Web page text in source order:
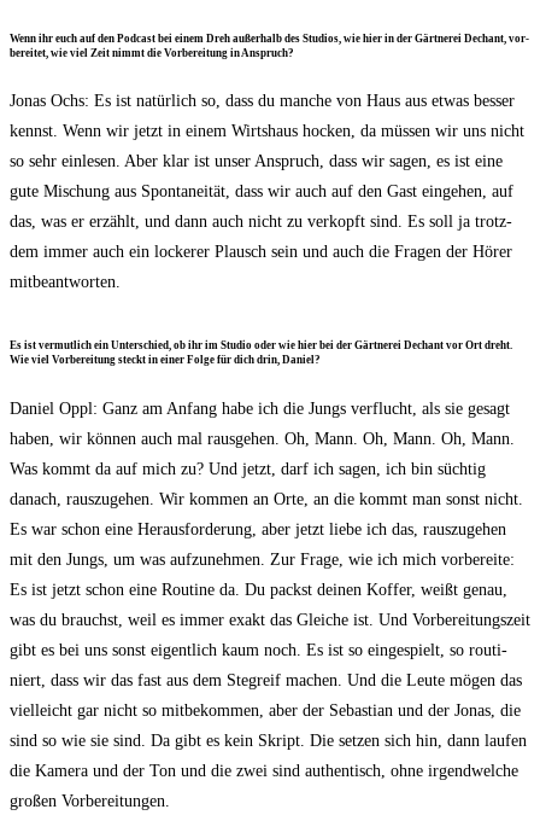
Wenn ihr euch auf den Pod­cast bei einem Dreh außer­halb des Stu­di­os, wie hier in der Gärt­ne­rei Dechant, vor­
be­rei­tet, wie viel Zeit nimmt die Vor­be­rei­tung in Anspruch?
Jonas Ochs: Es ist natür­lich so, dass du man­che von Haus aus etwas bes­ser
kennst. Wenn wir jetzt in einem Wirts­haus hocken, da müs­sen wir uns nicht
so sehr ein­le­sen. Aber klar ist unser Anspruch, dass wir sagen, es ist eine
gute Mischung aus Spon­ta­nei­tät, dass wir auch auf den Gast ein­ge­hen, auf
das, was er erzählt, und dann auch nicht zu ver­kopft sind. Es soll ja trotz­
dem immer auch ein locke­rer Plausch sein und auch die Fra­gen der Hörer
mitbeantworten.
Es ist ver­mut­lich ein Unter­schied, ob ihr im Stu­dio oder wie hier bei der Gärt­ne­rei Dechant vor Ort dreht.
Wie viel Vor­be­rei­tung steckt in einer Fol­ge für dich drin, Daniel?
Dani­el Oppl: Ganz am Anfang habe ich die Jungs ver­flucht, als sie gesagt
haben, wir kön­nen auch mal raus­ge­hen. Oh, Mann. Oh, Mann. Oh, Mann.
Was kommt da auf mich zu? Und jetzt, darf ich sagen, ich bin süch­tig
danach, raus­zu­ge­hen. Wir kom­men an Orte, an die kommt man sonst nicht.
Es war schon eine Her­aus­for­de­rung, aber jetzt lie­be ich das, raus­zu­ge­hen
mit den Jungs, um was auf­zu­neh­men. Zur Fra­ge, wie ich mich vor­be­rei­te:
Es ist jetzt schon eine Rou­ti­ne da. Du packst dei­nen Kof­fer, weißt genau,
was du brauchst, weil es immer exakt das Glei­che ist. Und Vor­be­rei­tungs­zeit
gibt es bei uns sonst eigent­lich kaum noch. Es ist so ein­ge­spielt, so rou­ti­
niert, dass wir das fast aus dem Steg­reif machen. Und die Leu­te mögen das
viel­leicht gar nicht so mit­be­kom­men, aber der Sebas­ti­an und der Jonas, die
sind so wie sie sind. Da gibt es kein Skript. Die set­zen sich hin, dann lau­fen
die Kame­ra und der Ton und die zwei sind authen­tisch, ohne irgend­wel­che
gro­ßen Vorbereitungen.